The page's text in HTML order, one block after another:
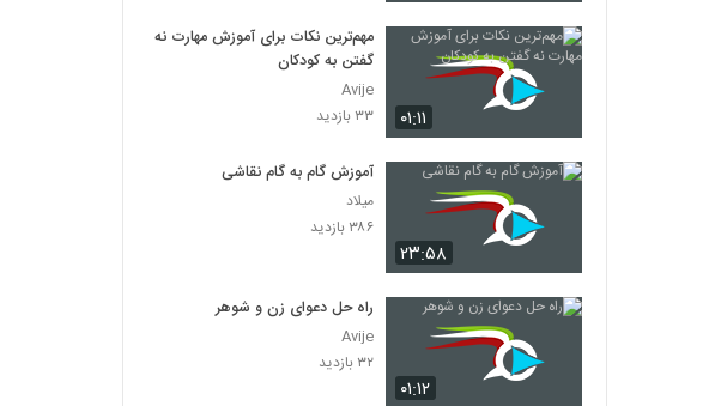
۰۱:۱۱
مهم‌ترین نکات برای آموزش مهارت نه
گفتن به کودکان
Avije
۳۳ بازدید
۲۳:۵۸
آموزش گام به گام نقاشی
میلاد
۳۸۶ بازدید
۰۱:۱۲
راه حل دعوای زن و شوهر
Avije
۳۲ بازدید